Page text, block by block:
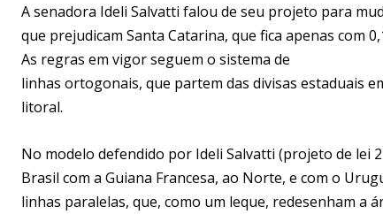
A senadora Ideli Salvatti falou de seu projeto para
que prejudicam Santa Catarina, que fica apenas com
As regras em vigor seguem o sistema de
linhas ortogonais, que partem das divisas estaduais
litoral.
No modelo defendido por Ideli Salvatti (projeto de lei
Brasil com a Guiana Francesa, ao Norte, e com o
linhas paralelas, que, como um leque, redesenham a